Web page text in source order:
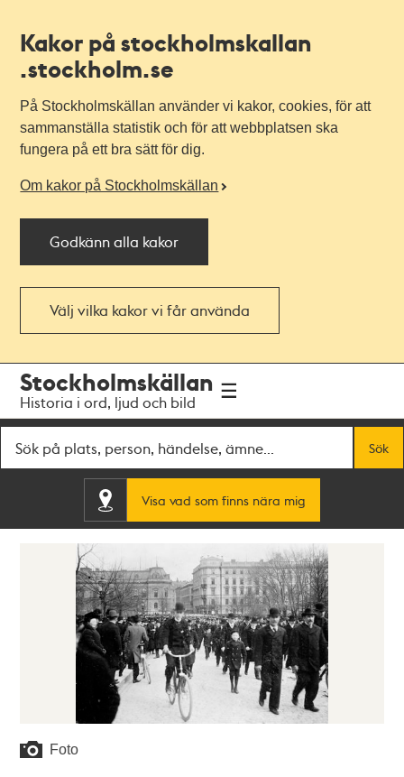
Kakor på stockholmskallan
.stockholm.se
På Stockholmskällan använder vi kakor, cookies, för att
sammanställa statistik och för att webbplatsen ska
fungera på ett bra sätt för dig.
Om kakor på Stockholmskällan
Godkänn alla kakor
Välj vilka kakor vi får använda
navigationen
huvudinnehållet
Stockholmskällan
Historia i ord, ljud och bild
Sök
Visa vad som finns nära mig
Foto